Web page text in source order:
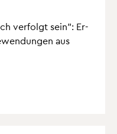
ver­folgt sein": Er­
aus